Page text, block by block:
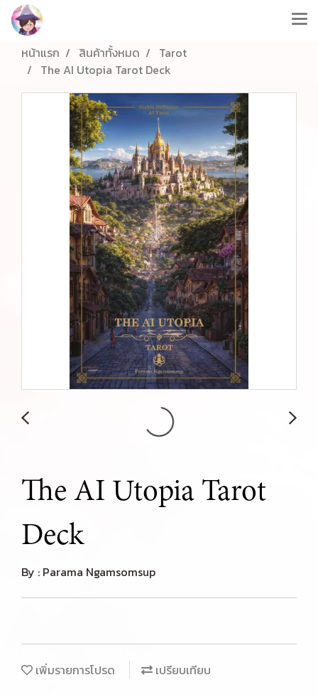
หน้าแรก สินค้าทั้งหมด
Tarot
The AI Utopia Tarot Deck
The AI Utopia Tarot
Deck
By : Parama Ngamsomsup
เพิ่มรายการโปรด
เปรียบเทียบ